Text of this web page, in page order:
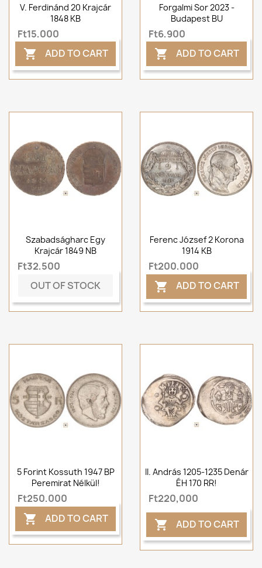
V. Ferdinánd 20 Krajcár
1848 KB
Ft15,000
 ADD TO CART
Forgalmi Sor 2023 -
Budapest BU
Ft6,900
 ADD TO CART
Szabadságharc Egy
Krajcár 1849 NB
Ft32,500
OUT OF STOCK
Ferenc József 2 Korona
1914 KB
Ft200,000
 ADD TO CART
5 Forint Kossuth 1947 BP
Peremirat Nélkül!
Ft250,000
 ADD TO CART
II. András 1205-1235 Denár
ÉH 170 RR!
Ft220,000
 ADD TO CART